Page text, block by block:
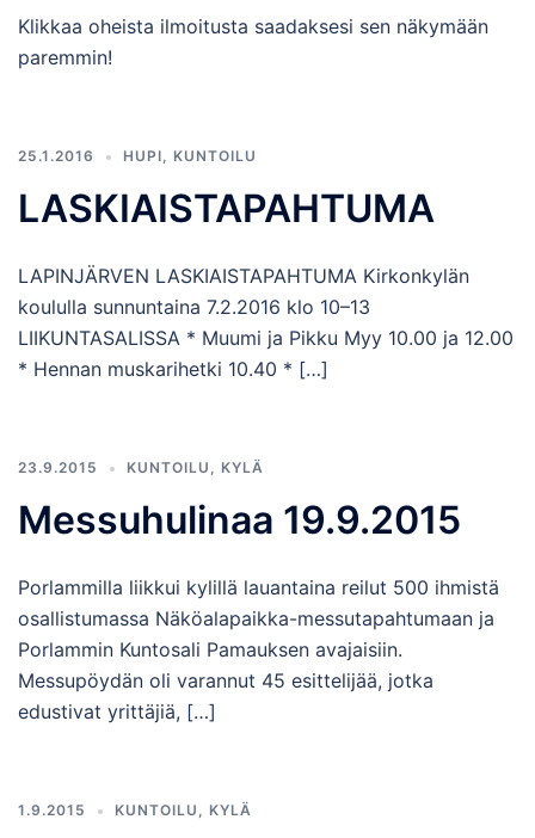
Klikkaa oheista ilmoitusta saadaksesi sen näkymään
paremmin!
25.1.2016 HUPI, KUNTOILU
LASKIAISTAPAHTUMA
LAPINJÄRVEN LASKIAISTAPAHTUMA Kirkonkylän
koululla sunnuntaina 7.2.2016 klo 10–13
LIIKUNTASALISSA * Muumi ja Pikku Myy 10.00 ja 12.00
* Hennan muskarihetki 10.40 * […]
23.9.2015 KUNTOILU , KYLÄ
Messuhulinaa 19.9.2015
Porlammilla liikkui kylillä lauantaina reilut 500 ihmistä
osallistumassa Näköalapaikka-messutapahtumaan ja
Porlammin Kuntosali Pamauksen avajaisiin.
Messupöydän oli varannut 45 esittelijää, jotka
edustivat yrittäjiä, […]
1.9.2015 KUNTOILU , KYLÄ